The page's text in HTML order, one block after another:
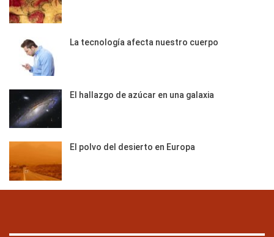
La tecnología afecta nuestro cuerpo
El hallazgo de azúcar en una galaxia
El polvo del desierto en Europa